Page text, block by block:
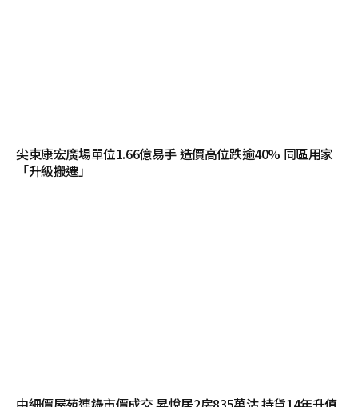
尖東康宏廣場單位1.66億易手 造價高位跌逾40% 同區用家
「升級搬遷」